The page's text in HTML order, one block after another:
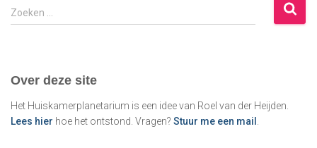
Z
o
n
n
a
Zoeken …
Over deze site
Het Huiskamerplanetarium is een idee van Roel van der Heijden.
Lees hier hoe het ontstond. Vragen? Stuur me een mail